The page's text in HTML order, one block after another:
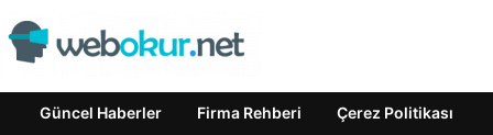
Güncel Haberler Firma Rehberi Çerez Politikası